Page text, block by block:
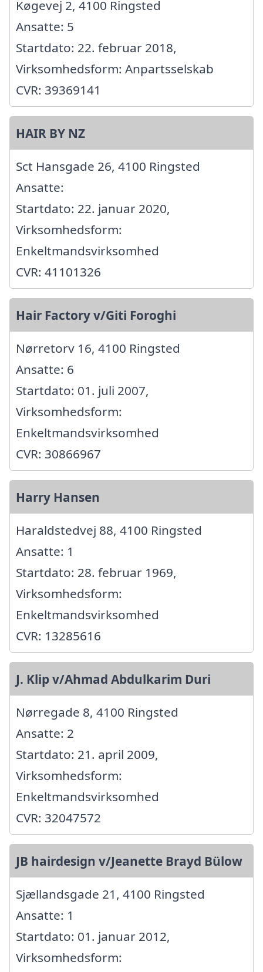
Køgevej 2, 4100 Ringsted
Ansatte: 5
Startdato: 22. februar 2018,
Virksomhedsform: Anpartsselskab
CVR: 39369141
HAIR BY NZ
Sct Hansgade 26, 4100 Ringsted
Ansatte:
Startdato: 22. januar 2020,
Virksomhedsform:
Enkeltmandsvirksomhed
CVR: 41101326
Hair Factory v/Giti Foroghi
Nørretorv 16, 4100 Ringsted
Ansatte: 6
Startdato: 01. juli 2007,
Virksomhedsform:
Enkeltmandsvirksomhed
CVR: 30866967
Harry Hansen
Haraldstedvej 88, 4100 Ringsted
Ansatte: 1
Startdato: 28. februar 1969,
Virksomhedsform:
Enkeltmandsvirksomhed
CVR: 13285616
J. Klip v/Ahmad Abdulkarim Duri
Nørregade 8, 4100 Ringsted
Ansatte: 2
Startdato: 21. april 2009,
Virksomhedsform:
Enkeltmandsvirksomhed
CVR: 32047572
JB hairdesign v/Jeanette Brayd Bülow
Sjællandsgade 21, 4100 Ringsted
Ansatte: 1
Startdato: 01. januar 2012,
Virksomhedsform: